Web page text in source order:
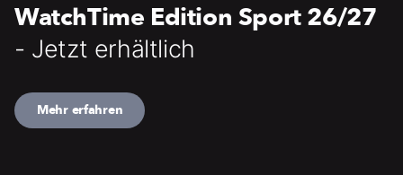
WatchTime Edition Sport 26/27
- Jetzt erhältlich
Mehr erfahren